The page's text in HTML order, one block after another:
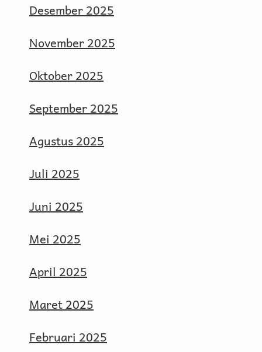
Desember 2025
November 2025
Oktober 2025
September 2025
Agustus 2025
Juli 2025
Juni 2025
Mei 2025
April 2025
Maret 2025
Februari 2025